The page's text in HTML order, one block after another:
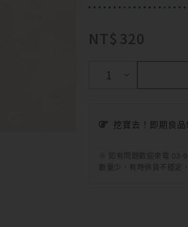
NT$ 320
挖寶去！即期良品
※ 如有問題歡迎來電 03-
數量少，有時供貨不穩定